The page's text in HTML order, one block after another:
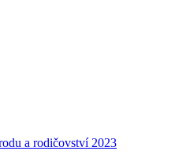
a rodičovství 2023